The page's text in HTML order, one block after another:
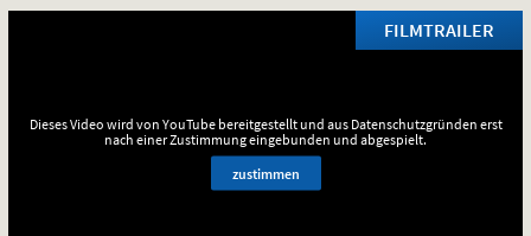
FILMTRAILER
Dieses Video wird von YouTube bereitgestellt und aus Datenschutzgründen erst
nach einer Zustimmung eingebunden und abgespielt.
zustimmen